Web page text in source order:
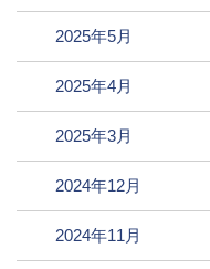
2025年5月
2025年4月
2025年3月
2024年12月
2024年11月